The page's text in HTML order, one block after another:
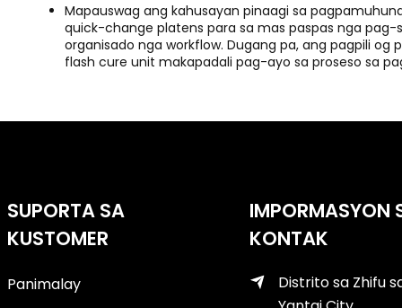
Mapauswag ang kahusayan pinaagi sa
quick-change platens para sa mas paspas nga
organisado nga workflow. Dugang pa, ang pagpili
flash cure unit makapadali pag-ayo sa proseso sa
SUPORTA SA
KUSTOMER
Panimalay
IMPORMASYON
KONTAK
Distrito sa Zhifu